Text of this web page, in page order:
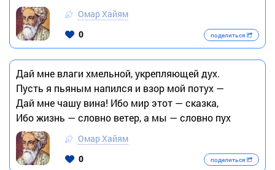
Омар Хайям
0
поделиться
Дай мне влаги хмельной, укрепляющей дух.
Пусть я пьяным напился и взор мой потух —
Дай мне чашу вина! Ибо мир этот — сказка,
Ибо жизнь — словно ветер, а мы — словно пух
Омар Хайям
0
поделиться